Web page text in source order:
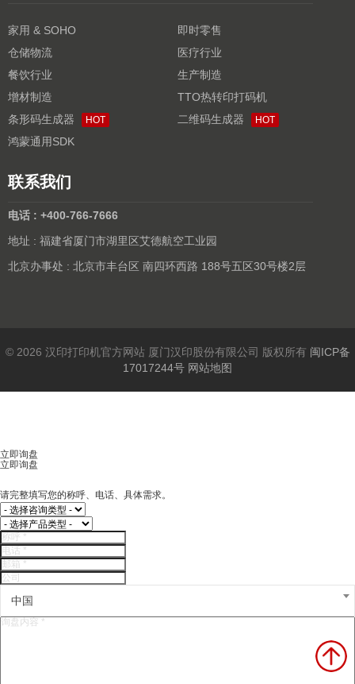
家用 & SOHO
即时零售
仓储物流
医疗行业
餐饮行业
生产制造
增材制造
TTO热转印打码机
条形码生成器
HOT 二维码生成器 HOT
鸿蒙通用SDK
联系我们
电话 : +400-766-7666
地址 : 福建省厦门市湖里区艾德航空工业园
北京办事处 : 北京市丰台区 南四环西路 188号五区30号楼2层
© 2026 汉印打印机官方网站 厦门汉印股份有限公司 版权所有 闽ICP备
17017244号 网站地图
立即询盘
立即询盘
请完整填写您的称呼、电话、具体需求。
中国